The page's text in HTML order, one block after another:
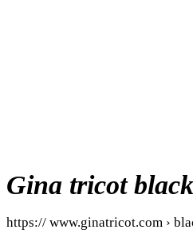
Gina tricot
https:// www.ginatricot.com ›